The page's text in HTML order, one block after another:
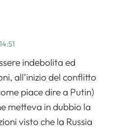
indebolita ed
all’inizio del conflitto
piace dire a Putin)
metteva in dubbio la
visto che la Russia
Apri il menu di navigazione